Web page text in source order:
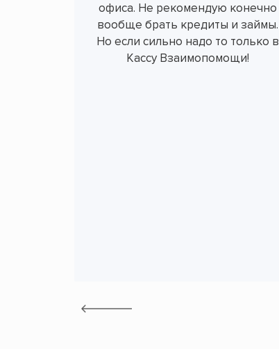
офиса. Не рекомендую конечно
вообще брать кредиты и займы.
Но если сильно надо то только в
Кассу Взаимопомощи!